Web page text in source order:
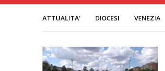
ATTUALITA’ DIOCESI VENEZIA